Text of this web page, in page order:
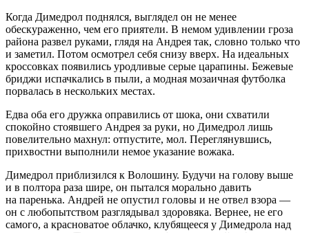
Когда Димедрол поднялся, выглядел он не менее
обескураженно, чем его приятели. В немом удивлении гроза
района развел руками, глядя на Андрея так, словно только что
и заметил. Потом осмотрел себя снизу вверх. На идеальных
кроссовках появились уродливые серые царапины. Бежевые
бриджи испачкались в пыли, а модная мозаичная футболка
порвалась в нескольких местах.
Едва оба его дружка оправились от шока, они схватили
спокойно стоявшего Андрея за руки, но Димедрол лишь
повелительно махнул: отпустите, мол. Переглянувшись,
прихвостни выполнили немое указание вожака.
Димедрол приблизился к Волошину. Будучи на голову выше
и в полтора раза шире, он пытался морально давить
на паренька. Андрей не опустил головы и не отвел взора —
он с любопытством разглядывал здоровяка. Вернее, не его
самого, а красноватое облачко, клубящееся у Димедрола над